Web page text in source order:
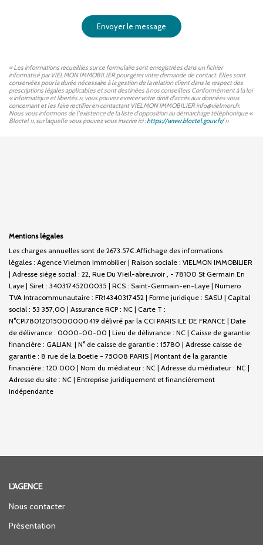
Envoyer le message
« Les informations recueillies sur ce formulaire sont enregistrées dans un fichier
informatisé par VIELMON IMMOBILIER pour gérer votre demande de contact. Elles sont
conservées pour la durée nécessaire à la gestion de la relation client dans le respect des
prescriptions légales applicables et sont destinées à nos conseillers Conformément à la loi
« informatique et libertés », vous pouvez exercer votre droit d'accès aux données vous
concernant et les faire rectifier en contactant VIELMON IMMOBILIER info@vielmon.fr.
Nous vous informons de l'existence de la liste d'opposition au démarchage téléphonique «
Bloctel », sur laquelle vous pouvez vous inscrire ici :https://www.bloctel.gouv.fr/»
Mentions légales
Les charges annuelles sont de 2673.57€. Affichage des informations
légales : Agence Vielmon Immobilier | Raison sociale : VIELMON IMMOBILIER
| Adresse siège social : 22, Rue Du Vieil-abreuvoir , - 78100 St Germain En
Laye | Siret : 34031745200035 | RCS : Saint-Germain-en-Laye | Numero
TVA Intracommunautaire : FR14340317452 | Forme juridique : SASU | Capital
social : 53 357,00 | Assurance RCP : NC | Carte T :
N°CPI78012015000000419 délivré par la CCI PARIS ILE DE FRANCE | Date
de délivrance : 0000-00-00 | Lieu de délivrance : NC | Caisse de garantie
financière : GALIAN. | N° de caisse de garantie : 15780 | Adresse caisse de
garantie : 8 rue de la Boetie - 75008 PARIS | Montant de la garantie
financière : 120 000 | Nom du médiateur : NC | Adresse du médiateur : NC |
Adresse du site : NC | Entreprise juridiquement et financièrement
indépendante
L'AGENCE
Nous contacter
Présentation